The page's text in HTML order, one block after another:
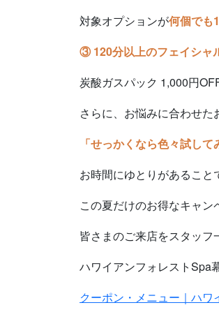
対象オプションが何個でも
③ 120分以上のフェイシャ
炭酸ガスパック 1,000円
さらに、お悩みに合わせ
「せっかくなら色々試し
お時間にゆとりがあること
この夏だけのお得なキャ
皆さまのご来店をスタッフ
ハワイアンフォレストSpa
クーポン・メニュー｜ハ